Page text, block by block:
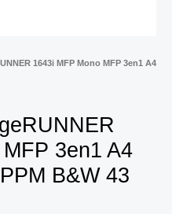
1643i MFP Mono MFP 3en1 A4
3en1 A4
B&W 43